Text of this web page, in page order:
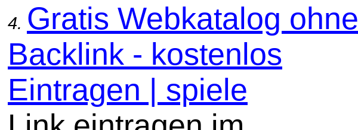
4. Gratis Webkatalog ohne
Backlink - kostenlos
Eintragen | spiele